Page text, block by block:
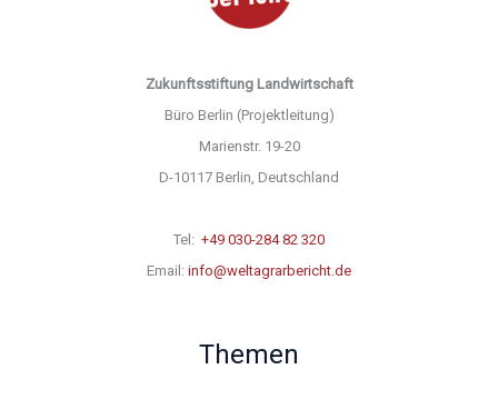
Zukunftsstiftung Landwirtschaft
Büro Berlin (Projektleitung)
Marienstr. 19-20
D-10117 Berlin, Deutschland
Tel: +49 030-284 82 320
Email: info@weltagrarbericht.de
Themen